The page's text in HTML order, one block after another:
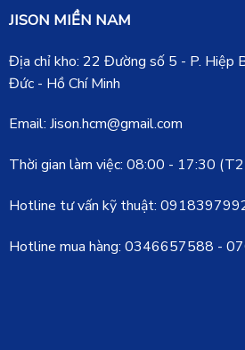
JISON MIỀN NAM
Địa chỉ kho: 22 Đường số 5 - P. Hiệp
Đức - Hồ Chí Minh
Email: Jison.hcm@gmail.com
Thời gian làm việc: 08:00 - 17:30
Hotline tư vấn kỹ thuật:
Hotline mua hàng: 0346657588 -